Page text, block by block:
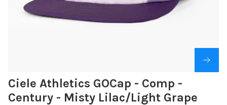
Ciele Athletics GOCap - Comp -
Century - Misty Lilac/Light Grape